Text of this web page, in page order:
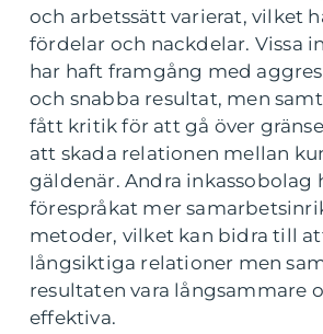
och arbetssätt varierat, vilket
fördelar och nackdelar. Vissa
har haft framgång med
och snabba resultat, men
fått kritik för att gå över
att skada relationen mellan
gäldenär. Andra inkassobolag
förespråkat mer
metoder, vilket kan bidra till
långsiktiga relationer men
resultaten vara långsammare
effektiva.